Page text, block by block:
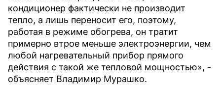
кондиционер фактически не производит
тепло, а лишь переносит его, поэтому,
работая в режиме обогрева, он тратит
примерно втрое меньше электроэнергии, чем
любой нагревательный прибор прямого
действия с такой же тепловой мощностью», -
объясняет Владимир Мурашко.